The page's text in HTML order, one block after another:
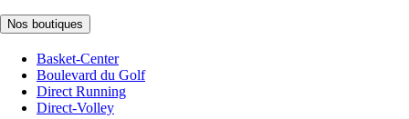
Nos boutiques
Basket-Center
Boulevard du Golf
Direct Running
Direct-Volley